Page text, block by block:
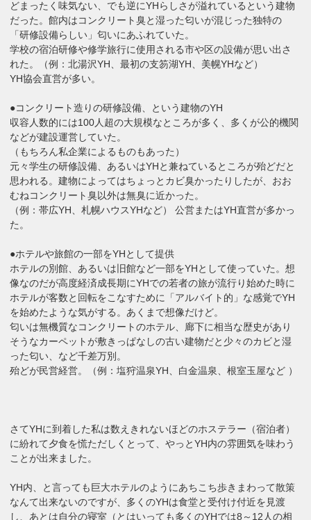
どまったく味気ない、でも逆にYHらしさが溢れているという建物
だった。館内はコンクリート臭と湿った匂いが混じった独特の
「研修設備らしい」匂いにあふれていた。
学校の宿泊研修や修学旅行に使用される市や区の設備が思い出さ
れた。（例：北湯沢YH、最初の支笏湖YH、美幌YHなど）
YH協会直営が多い。
●コンクリート造りの研修設備、という建物のYH
収容人数的には100人超の大規模なところが多く、多くが公的機関
などが建設運営していた。
（もちろん私企業によるものもあった）
元々学生の研修設備、あるいはYHと兼ねているところが殆どだと
思われる。建物によってはちょっとカビ臭かったりしたが、おお
むねコンクリート臭以外は無臭に近かった。
（例：帯広YH、札幌ハウスYHなど） 公営またはYH直営が多かっ
た。
●ホテルや旅館の一部をYHとして提供
ホテルの別館、あるいは旧館など一部をYHとして使っていた。想
像なのだが高度経済成長期にYHでの若者の旅が流行り始めた時に
ホテルが客数と回転をこなすために「アルバイト的」な感覚でYH
を始めたような気がする。あくまで想像だけど。
匂いは無機質なコンクリートのホテル、廊下に相当な歴史があり
そうなカーペットが敷きっぱなしの古い建物だと少々のカビと湿
った匂い、など千差万別。
殆どが民営経営。（例：塩狩温泉YH、白金温泉、根室玉屋など ）
さてYHに到着した私は数えきれないほどのホステラー（宿泊者）
に紛れて夕食を慌ただしくとって、やっとYH内の雰囲気を味わう
ことが出来ました。
YH内、と言っても巨大ホテルのようにあちこち歩きまわって散策
なんて出来ないのですが、多くのYHは食堂と受付け付近を見渡
し、あとは自分の寝室（とはいっても多くのYHでは8～12人の相